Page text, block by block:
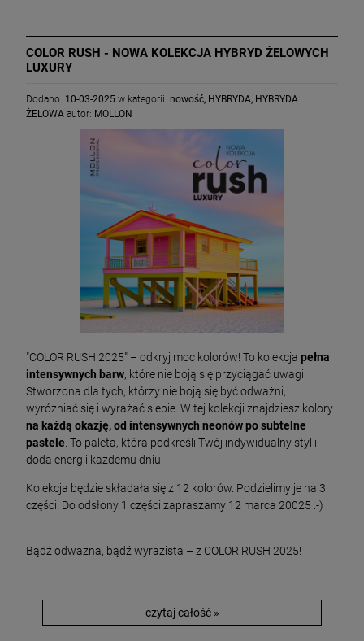
COLOR RUSH - NOWA KOLEKCJA HYBRYD ŻELOWYCH
LUXURY
Dodano: 10-03-2025 w kategorii: nowość, HYBRYDA, HYBRYDA
ŻELOWA autor: MOLLON
"COLOR RUSH 2025" – odkryj moc kolorów! To kolekcja pełna
intensywnych barw, które nie boją się przyciągać uwagi.
Stworzona dla tych, którzy nie boją się być odważni,
wyróżniać się i wyrażać siebie. W tej kolekcji znajdziesz kolory
na każdą okazję, od intensywnych neonów po subtelne
pastele . To paleta, która podkreśli Twój indywidualny styl i
doda energii każdemu dniu.
Kolekcja będzie składała się z 12 kolorów. Podzielimy je na 3
części. Do odsłony 1 części zapraszamy 12 marca 20025 :-)
Bądź odważna, bądź wyrazista – z COLOR RUSH 2025!
czytaj całość »